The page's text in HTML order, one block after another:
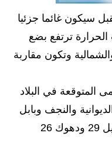
المتوسطة
الاعدادية
الابتدائية
المتوسطة
سيكون غائما جزئيا
ترتفع بضع
وتكون مقاربة
المتوقعة في البلاد
والديوانية والنجف وبابل
وكربلاء وفي بغداد 32 اما في أربيل 29 ودهوك 26